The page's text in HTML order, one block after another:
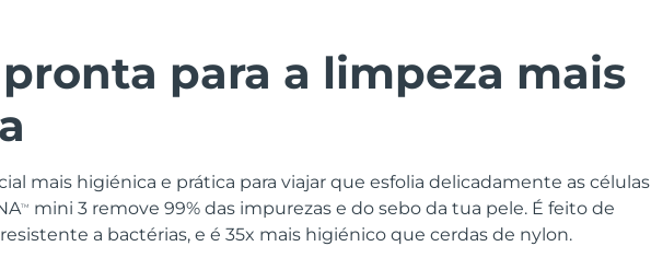
para a limpeza mais
mais higiénica e prática para viajar que esfolia delicadamente as células
TM
mini 3 remove 99% das impurezas e do sebo da tua pele. É feito de
a bactérias, e é 35x mais higiénico que cerdas de nylon.